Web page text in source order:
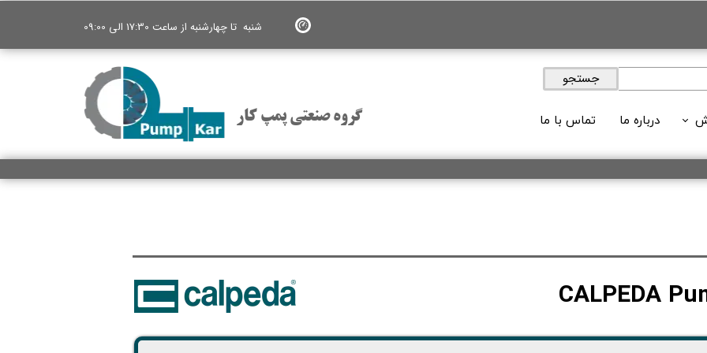
گروه صنعتی پمپ کار
شنبه تا چهارشنبه از ساعت 17:30 الی 09:00
ویدئوها
وبلاگ
درباره ما تماس با ما
جستجو